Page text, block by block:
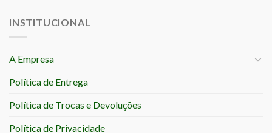
INSTITUCIONAL
A Empresa
Política de Entrega
Política de Trocas e Devoluções
Política de Privacidade